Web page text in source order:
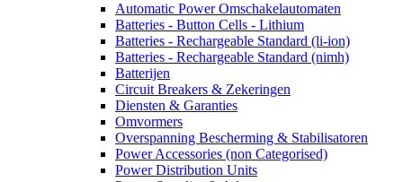
Automatic Power Omschakelautomaten
Batteries - Button Cells - Lithium
Batteries - Rechargeable Standard (li-ion)
Batteries - Rechargeable Standard (nimh)
Batterijen
Circuit Breakers & Zekeringen
Diensten & Garanties
Omvormers
Overspanning Bescherming & Stabilisatoren
Power Accessories (non Categorised)
Power Distribution Units